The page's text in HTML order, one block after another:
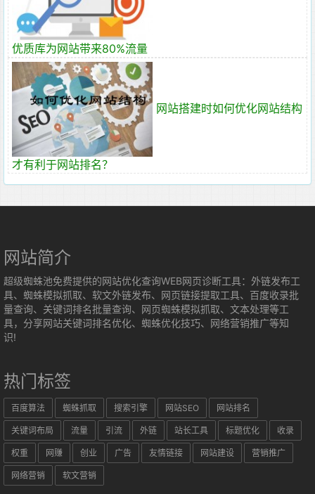
优质库为网站带来80%流量
网站搭建时如何优化网站结构
才有利于网站排名？
网站简介
超级蜘蛛池免费提供的网站优化查询WEB网页诊断工具：外链发布工
具、蜘蛛模拟抓取、软文外链发布、网页链接提取工具、百度收录批
量查询、关键词排名批量查询、网页蜘蛛模拟抓取、文本处理等工
具，分享网站关键词排名优化、蜘蛛优化技巧、网络营销推广等知
识!
热门标签
百度算法 蜘蛛抓取 搜索引擎 网站SEO 网站排名
关键词布局 流量 引流 外链 站长工具 标题优化 收录
权重 网赚 创业 广告 友情链接 网站建设 营销推广
网络营销 软文营销